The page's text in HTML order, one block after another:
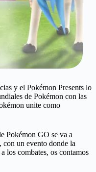
y el Pokémon Presents lo
de Pokémon con las
unite como
Pokémon GO se va a
con un evento donde la
los combates, os contamos